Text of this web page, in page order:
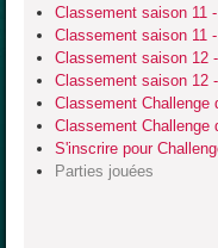
Classement saison 11
Classement saison 11
Classement saison 12
Classement saison 12
Classement Challenge
Classement Challenge
S'inscrire pour
Parties jouées